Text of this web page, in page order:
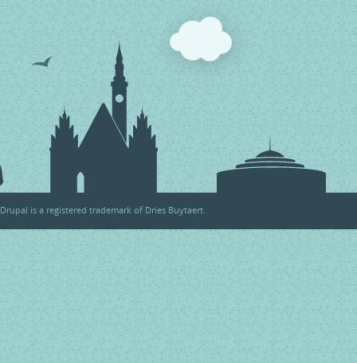
Drupal is a registered trademark of Dries Buytaert.